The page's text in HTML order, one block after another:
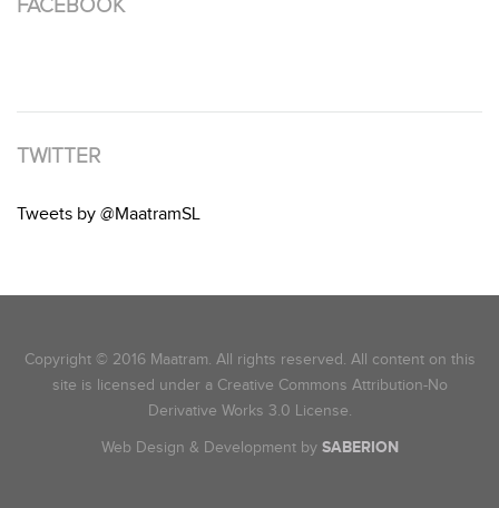
FACEBOOK
TWITTER
Tweets by @MaatramSL
Copyright © 2016 Maatram. All rights reserved. All content on this
site is licensed under a Creative Commons Attribution-No
Derivative Works 3.0 License.
Web Design & Development by SABERION